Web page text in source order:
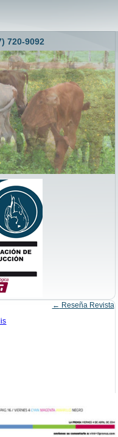
720-9092
← Reseña Revista